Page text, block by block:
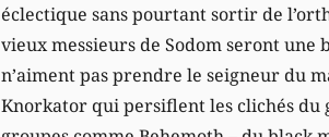
éclectique sans pourtant sortir de
vieux messieurs de Sodom seront
n’aiment pas prendre le seigneur du
Knorkator qui persiflent les clichés du